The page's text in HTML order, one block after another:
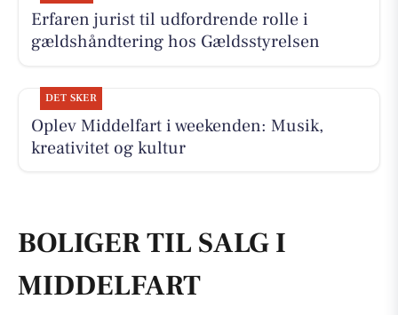
Erfaren jurist til udfordrende rolle i
gældshåndtering hos Gældsstyrelsen
DET SKER
Oplev Middelfart i weekenden: Musik,
kreativitet og kultur
BOLIGER TIL SALG I
MIDDELFART